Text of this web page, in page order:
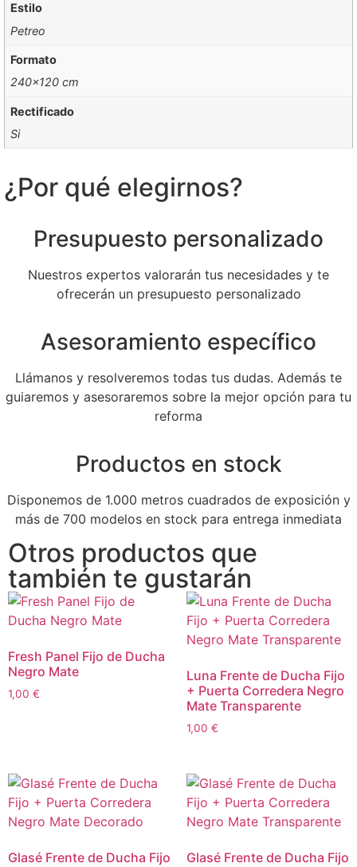
Estilo
Petreo
Formato
240×120 cm
Rectificado
Si
¿Por qué elegirnos?
Presupuesto personalizado
Nuestros expertos valorarán tus necesidades y te
ofrecerán un presupuesto personalizado
Asesoramiento específico
Llámanos y resolveremos todas tus dudas. Además te
guiaremos y asesoraremos sobre la mejor opción para tu
reforma
Productos en stock
Disponemos de 1.000 metros cuadrados de exposición y
más de 700 modelos en stock para entrega inmediata
Otros productos que
también te gustarán
Fresh Panel Fijo de Ducha
Negro Mate
1,00 €
Luna Frente de Ducha Fijo
+ Puerta Corredera Negro
Mate Transparente
1,00 €
Glasé Frente de Ducha Fijo
Glasé Frente de Ducha Fijo